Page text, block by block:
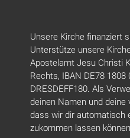
Unsere Kirche finanziert
Unterstütze unsere
Apostelamt Jesu Christi
Rechts, IBAN DE78 1808
DRESDEFF180. Als
deinen Namen und
dass wir dir automatisch
zukommen lassen können.